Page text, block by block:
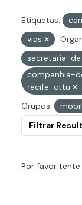
Etiquetas:
vias
secretaria-
companhia-
recife-cttu
Grupos:
Filtrar
Por favor tente